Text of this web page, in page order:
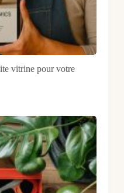
vitrine pour votre